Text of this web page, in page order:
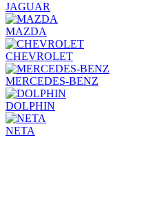
JAGUAR
MAZDA
CHEVROLET
MERCEDES-BENZ
DOLPHIN
NETA